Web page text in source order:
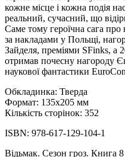
кожне місце і кожна подія
реальний, сучасний, що
Саме тому героїчна сага про
за накладами у Польщі,
Зайделя, преміями SFinks,
отримав почесну нагороду
наукової фантастики
Обкладинка: Тверда
Формат: 135х205 мм
Кількість сторінок: 352
ISBN: 978-617-129-104-1
Відьмак. Сезон гроз. Книга 8